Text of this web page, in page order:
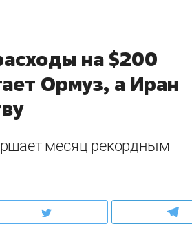
на $200
Ормуз, а Иран
месяц рекордным